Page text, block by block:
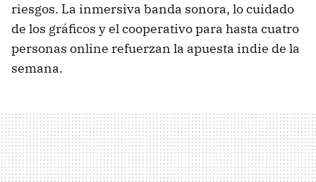
riesgos. La inmersiva banda sonora, lo cuidado
de los gráficos y el cooperativo para hasta cuatro
personas online refuerzan la apuesta indie de la
semana.